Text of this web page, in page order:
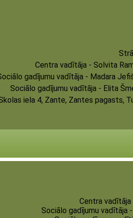
Centra vadītāja - Solvita
gadījumu vadītāja - Madara
Sociālo gadījumu vadītāja - Elita
iela 4, Zante, Zantes pagasts,
Centra vadītāja
Sociālo gadījumu vadītāja